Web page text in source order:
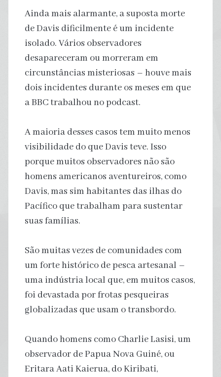
Ainda mais alarmante, a suposta morte
de Davis dificilmente é um incidente
isolado. Vários observadores
desapareceram ou morreram em
circunstâncias misteriosas – houve mais
dois incidentes durante os meses em que
a BBC trabalhou no podcast.
A maioria desses casos tem muito menos
visibilidade do que Davis teve. Isso
porque muitos observadores não são
homens americanos aventureiros, como
Davis, mas sim habitantes das ilhas do
Pacífico que trabalham para sustentar
suas famílias.
São muitas vezes de comunidades com
um forte histórico de pesca artesanal –
uma indústria local que, em muitos casos,
foi devastada por frotas pesqueiras
globalizadas que usam o transbordo.
Quando homens como Charlie Lasisi, um
observador de Papua Nova Guiné, ou
Eritara Aati Kaierua, do Kiribati,